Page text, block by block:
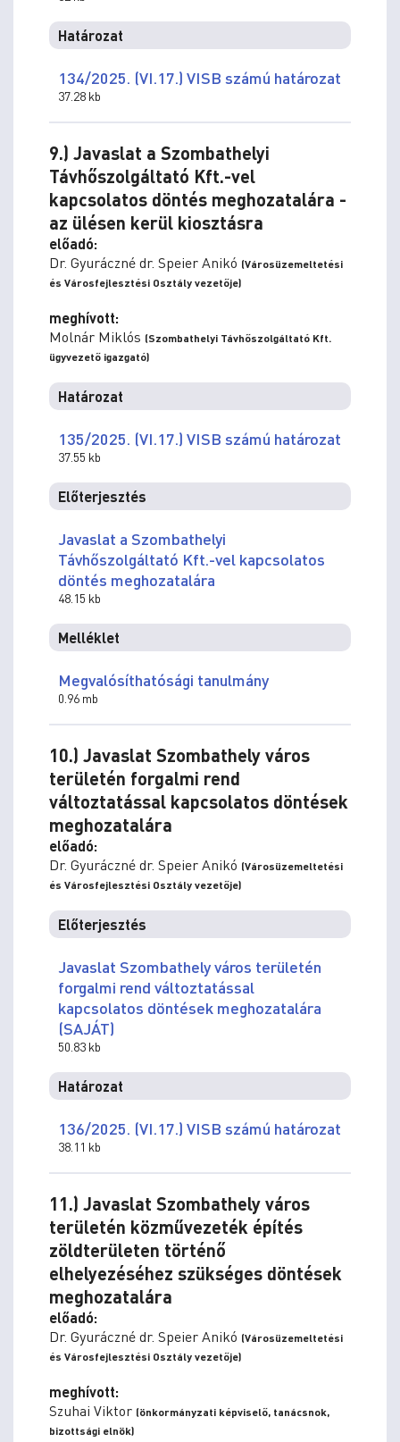
Határozat
134/2025. (VI.17.) VISB számú határozat
37.28 kb
9.) Javaslat a Szombathelyi
Távhőszolgáltató Kft.-vel
kapcsolatos döntés meghozatalára -
az ülésen kerül kiosztásra
előadó:
Dr. Gyuráczné dr. Speier Anikó (Városüzemeltetési
és Városfejlesztési Osztály vezetője)
meghívott:
Molnár Miklós (Szombathelyi Távhőszolgáltató Kft.
ügyvezető igazgató)
Határozat
135/2025. (VI.17.) VISB számú határozat
37.55 kb
Előterjesztés
Javaslat a Szombathelyi
Távhőszolgáltató Kft.-vel kapcsolatos
döntés meghozatalára
48.15 kb
Melléklet
Megvalósíthatósági tanulmány
0.96 mb
10.) Javaslat Szombathely város
területén forgalmi rend
változtatással kapcsolatos döntések
meghozatalára
előadó:
Dr. Gyuráczné dr. Speier Anikó (Városüzemeltetési
és Városfejlesztési Osztály vezetője)
Előterjesztés
Javaslat Szombathely város területén
forgalmi rend változtatással
kapcsolatos döntések meghozatalára
(SAJÁT)
50.83 kb
Határozat
136/2025. (VI.17.) VISB számú határozat
38.11 kb
11.) Javaslat Szombathely város
területén közművezeték építés
zöldterületen történő
elhelyezéséhez szükséges döntések
meghozatalára
előadó:
Dr. Gyuráczné dr. Speier Anikó (Városüzemeltetési
és Városfejlesztési Osztály vezetője)
meghívott:
Szuhai Viktor (önkormányzati képviselő, tanácsnok,
bizottsági elnök)